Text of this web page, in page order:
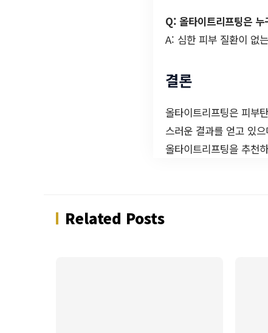
Q: 올타이트리프팅은
A: 심한 피부 질환이 없
결론
올타이트리프팅은 피부
스러운 결과를 얻고 있
올타이트리프팅을 추천
Related Posts